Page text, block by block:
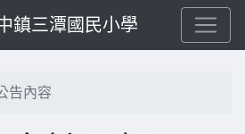
鎮三潭國民小學
告內容